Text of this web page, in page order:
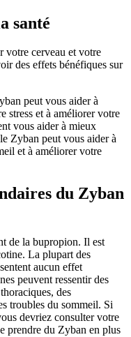
santé
votre cerveau et votre
des effets bénéfiques sur
peut vous aider à
stress et à améliorer votre
vous aider à mieux
Zyban peut vous aider à
et à améliorer votre
du Zyban
de la bupropion. Il est
La plupart des
aucun effet
peuvent ressentir des
des
troubles du sommeil. Si
devriez consulter votre
prendre du Zyban en plus